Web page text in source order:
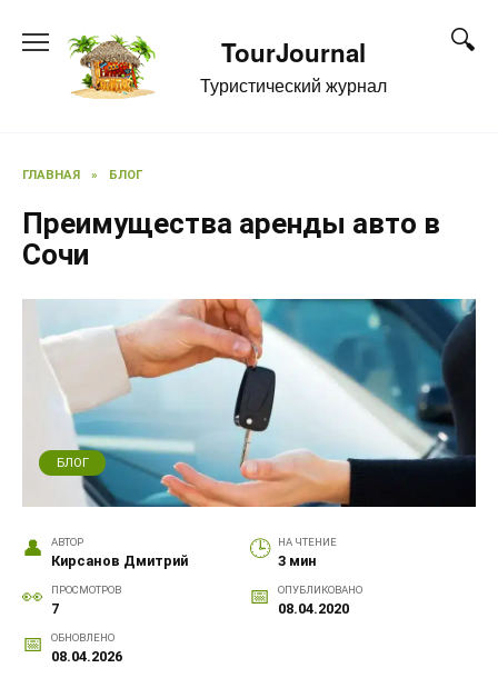
содержанию
TourJournal
Туристический журнал
ГЛАВНАЯ » БЛОГ
Преимущества аренды авто в
Сочи
БЛОГ
АВТОР
Кирсанов Дмитрий
НА ЧТЕНИЕ
3 мин
ПРОСМОТРОВ
7
ОПУБЛИКОВАНО
08.04.2020
ОБНОВЛЕНО
08.04.2026